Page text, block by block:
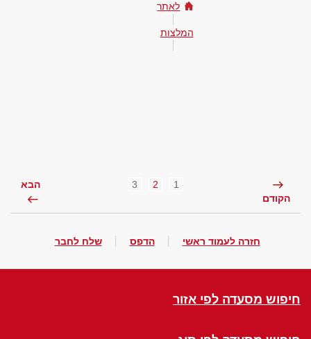
לאתר
המלצות
הקודם
1
2
3 הבא
חזרה לעמוד ראשי הדפס שלח לחבר
חיפוש מסעדה לפי אזור